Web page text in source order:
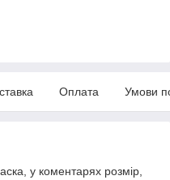
Оплата Умови
у коментарях розмір,